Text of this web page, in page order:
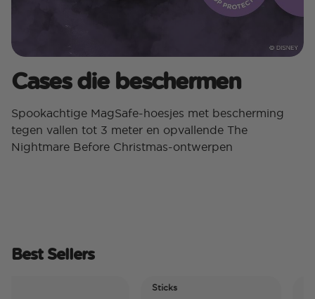
Cases die beschermen
Spookachtige MagSafe-hoesjes met bescherming
tegen vallen tot 3 meter en opvallende The
Nightmare Before Christmas-ontwerpen
Best Sellers
Sticks